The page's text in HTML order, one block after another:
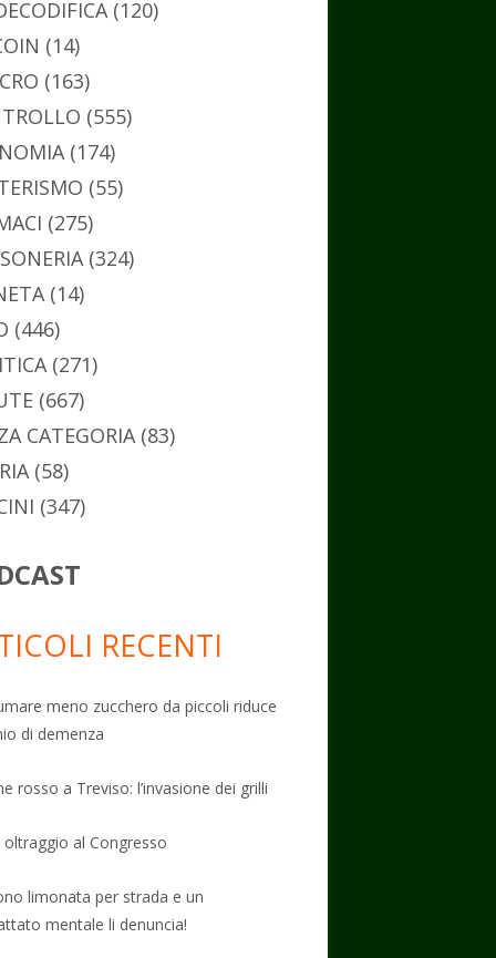
(120)
(14)
(163)
(555)
(174)
(55)
(275)
(324)
(14)
(446)
(271)
(667)
CATEGORIA(83)
(58)
(347)
RECENTI
meno zucchero da piccoli riduce
di demenza
rosso a Treviso: l’invasione dei grilli
oltraggio al Congresso
limonata per strada e un
mentale li denuncia!